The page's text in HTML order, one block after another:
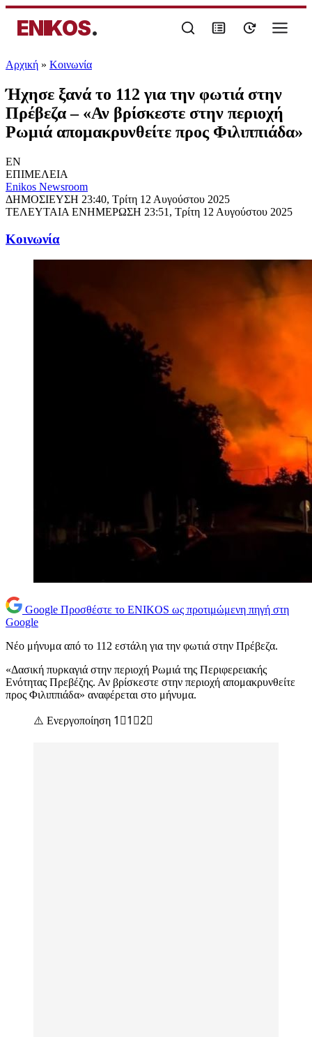
ENIKOS.
Αρχική » Κοινωνία
Ήχησε ξανά το 112 για την φωτιά στην
Πρέβεζα – «Αν βρίσκεστε στην περιοχή
Ρωμιά απομακρυνθείτε προς Φιλιππιάδα»
EN
ΕΠΙΜΕΛΕΙΑ
Enikos Newsroom
ΔΗΜΟΣΙΕΥΣΗ 23:40, Τρίτη 12 Αυγούστου 2025
ΤΕΛΕΥΤΑΙΑ ΕΝΗΜΕΡΩΣΗ 23:51, Τρίτη 12 Αυγούστου 2025
Κοινωνία
Google Προσθέστε το ENIKOS ως προτιμώμενη πηγή στη
Google
Νέο μήνυμα από το 112 εστάλη για την φωτιά στην Πρέβεζα.
«Δασική πυρκαγιά στην περιοχή Ρωμιά της Περιφερειακής
Ενότητας Πρεβέζης. Αν βρίσκεστε στην περιοχή απομακρυνθείτε
προς Φιλιππιάδα» αναφέρεται στο μήνυμα.
⚠️ Ενεργοποίηση 1⃣1⃣2⃣